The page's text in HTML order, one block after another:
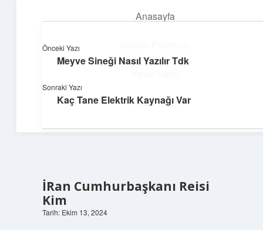
Anasayfa
Hakkımızda
Teknoloji ve Aşk
Dijital dünyada keyifli bir macera!
İRan Cumhurbaşkanı Reisi
Kim
Tarih: Ekim 13, 2024
Önceki Yazı
Meyve Sineği Nasıl Yazılır Tdk
Sonraki Yazı
Kaç Tane Elektrik Kaynağı Var